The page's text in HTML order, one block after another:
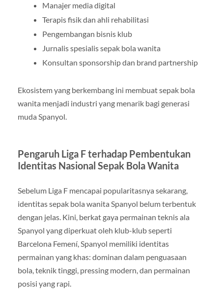
Manajer media digital
Terapis fisik dan ahli rehabilitasi
Pengembangan bisnis klub
Jurnalis spesialis sepak bola wanita
Konsultan sponsorship dan brand partnership
Ekosistem yang berkembang ini membuat sepak bola
wanita menjadi industri yang menarik bagi generasi
muda Spanyol.
Pengaruh Liga F terhadap Pembentukan
Identitas Nasional Sepak Bola Wanita
Sebelum Liga F mencapai popularitasnya sekarang,
identitas sepak bola wanita Spanyol belum terbentuk
dengan jelas. Kini, berkat gaya permainan teknis ala
Spanyol yang diperkuat oleh klub-klub seperti
Barcelona Femení, Spanyol memiliki identitas
permainan yang khas: dominan dalam penguasaan
bola, teknik tinggi, pressing modern, dan permainan
posisi yang rapi.